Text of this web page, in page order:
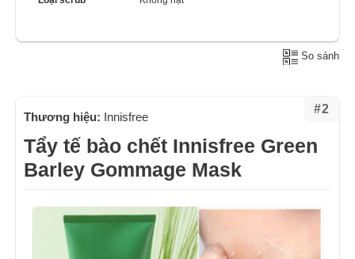
So sánh
#2
Thương hiệu: Innisfree
Tẩy tế bào chết Innisfree Green
Barley Gommage Mask